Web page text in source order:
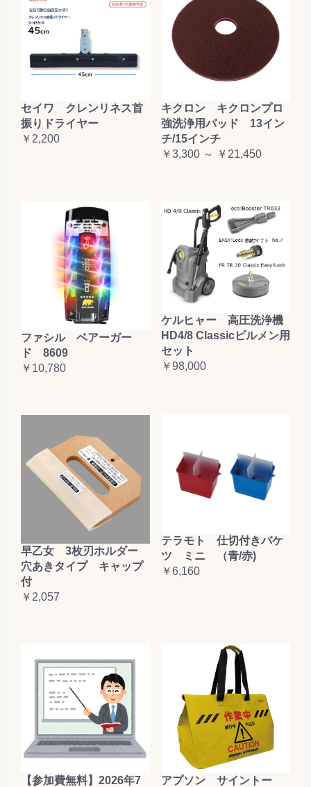
セイワ クレンリネス首
振りドライヤー
￥2,200
キクロン キクロンプロ
強洗浄用パッド 13イン
チ/15インチ
￥3,300 ～ ￥21,450
ファシル ベアーガー
ド 8609
￥10,780
ケルヒャー 高圧洗浄機
HD4/8 Classicビルメン用
セット
￥98,000
早乙女 3枚刃ホルダー
穴あきタイプ キャップ
付
￥2,057
テラモト 仕切付きバケ
ツ ミニ （青/赤)
￥6,160
【参加費無料】2026年7
アプソン サイントー